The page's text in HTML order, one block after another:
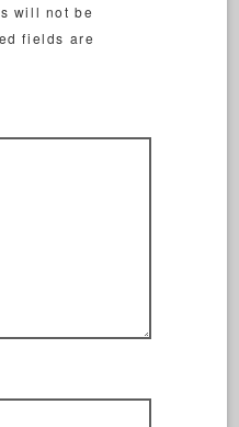
will not be
fields are